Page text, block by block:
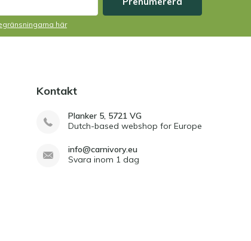
här
Kontakt
Planker 5, 5721 VG
Dutch-based webshop for Europe
info@carnivory.eu
Svara inom 1 dag